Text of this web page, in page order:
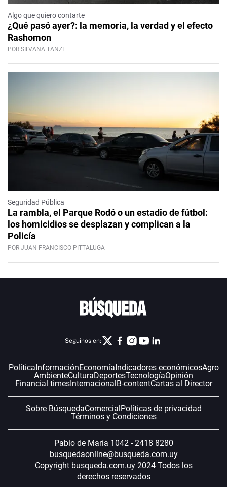
Algo que quiero contarte
¿Qué pasó ayer?: la memoria, la verdad y el efecto
Rashomon
POR SILVANA TANZI
Seguridad Pública
La rambla, el Parque Rodó o un estadio de fútbol:
los homicidios se desplazan y complican a la
Policía
POR JUAN FRANCISCO PITTALUGA
Seguinos en:
PolíticaInformaciónEconomíaIndicadores económicosAgro
AmbienteCulturaDeportesTecnologíaOpinión
Financial timesInternacionalB-contentCartas al Director
Sobre BúsquedaComercialPolíticas de privacidad
Términos y Condiciones
Pablo de María 1042 - 2418 8280
busquedaonline@busqueda.com.uy
Copyright busqueda.com.uy 2024 Todos los
derechos reservados